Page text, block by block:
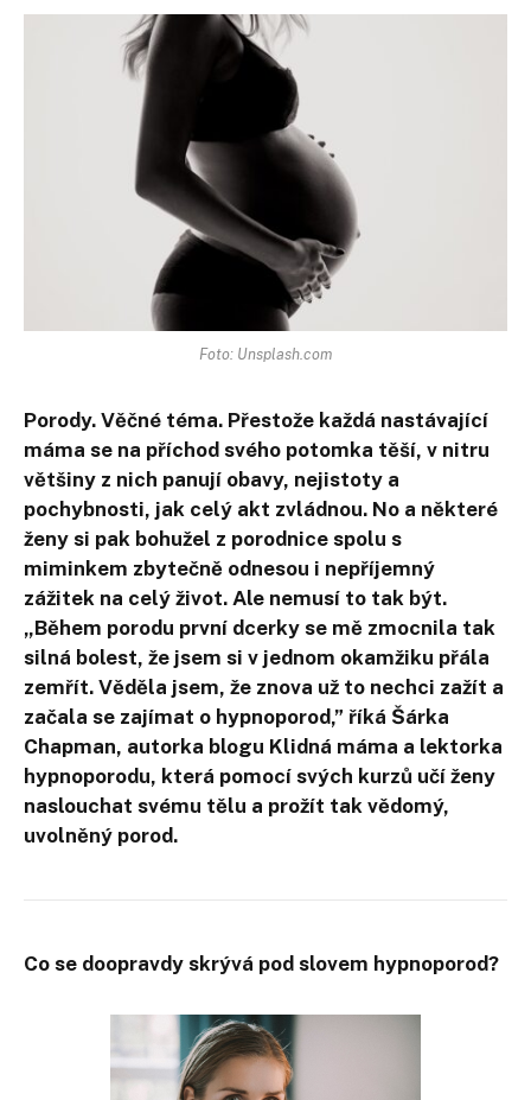
Foto: Unsplash.com
Porody. Věčné téma. Přestože každá nastávající
máma se na příchod svého potomka těší, v nitru
většiny z nich panují obavy, nejistoty a
pochybnosti, jak celý akt zvládnou. No a některé
ženy si pak bohužel z porodnice spolu s
miminkem zbytečně odnesou i nepříjemný
zážitek na celý život. Ale nemusí to tak být.
„Během porodu první dcerky se mě zmocnila tak
silná bolest, že jsem si v jednom okamžiku přála
zemřít. Věděla jsem, že znova už to nechci zažít a
začala se zajímat o hypnoporod,” říká Šárka
Chapman, autorka blogu Klidná máma a lektorka
hypnoporodu, která pomocí svých kurzů učí ženy
naslouchat svému tělu a prožít tak vědomý,
uvolněný porod.
Co se doopravdy skrývá pod slovem hypnoporod?